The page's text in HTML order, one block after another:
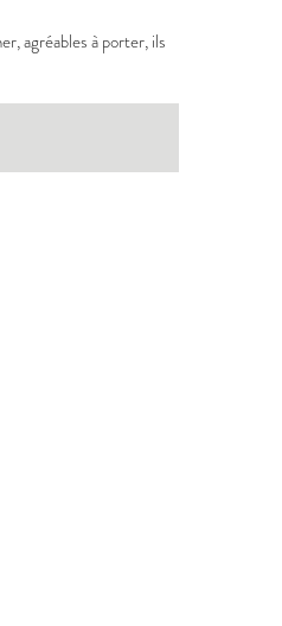
agréables à porter, ils